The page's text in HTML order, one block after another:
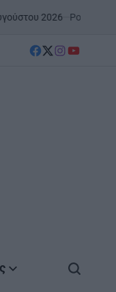
Posted by
facebook
Twitter
instagram
YouTube